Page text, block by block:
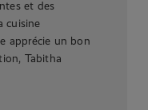
et des
cuisine
apprécie un bon
Tabitha